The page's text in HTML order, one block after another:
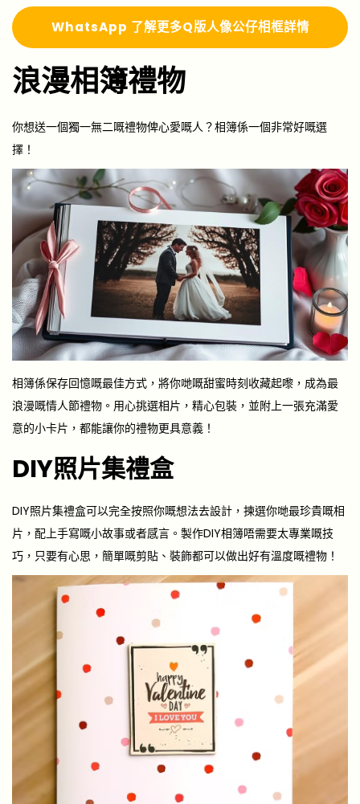
WhatsApp 了解更多Q版人像公仔相框詳情
浪漫相簿禮物
你想送一個獨一無二嘅禮物俾心愛嘅人？相簿係一個非常好嘅選
擇！
相簿係保存回憶嘅最佳方式，將你哋嘅甜蜜時刻收藏起嚟，成為最
浪漫嘅情人節禮物。用心挑選相片，精心包裝，並附上一張充滿愛
意的小卡片，都能讓你的禮物更具意義！
DIY照片集禮盒
DIY照片集禮盒可以完全按照你嘅想法去設計，揀選你哋最珍貴嘅相
片，配上手寫嘅小故事或者感言。製作DIY相簿唔需要太專業嘅技
巧，只要有心思，簡單嘅剪貼、裝飾都可以做出好有溫度嘅禮物！